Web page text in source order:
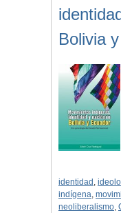
Bolivia
identidad ,
indígena,
neoliberalismo,